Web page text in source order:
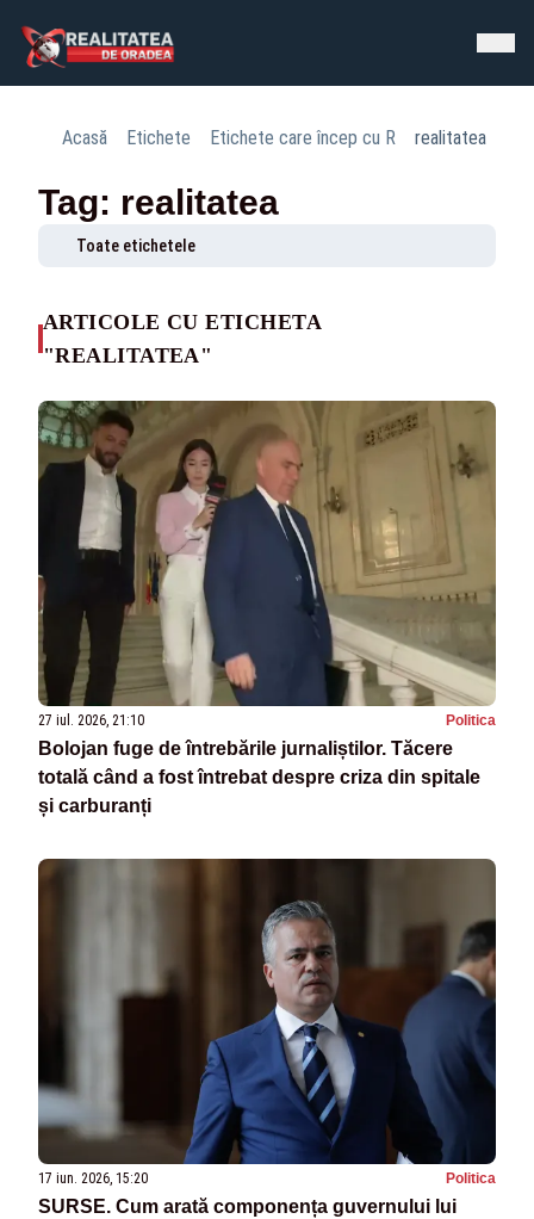
Acasă Etichete Etichete care încep cu R realitatea
Tag: realitatea
Toate etichetele
ARTICOLE CU ETICHETA
"REALITATEA"
27 iul. 2026, 21:10 Politica
Bolojan fuge de întrebările jurnaliștilor. Tăcere
totală când a fost întrebat despre criza din spitale
și carburanți
17 iun. 2026, 15:20 Politica
SURSE. Cum arată componența guvernului lui